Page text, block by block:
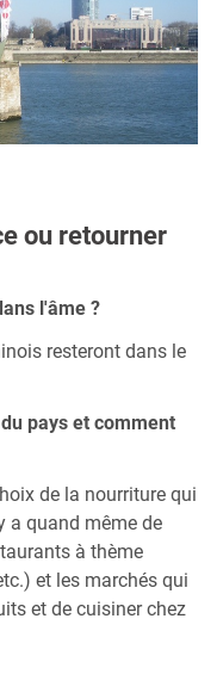
ou retourner
l'âme ?
resteront dans le
pays et comment
de la nourriture qui
a quand même de
à thème
et les marchés qui
et de cuisiner chez